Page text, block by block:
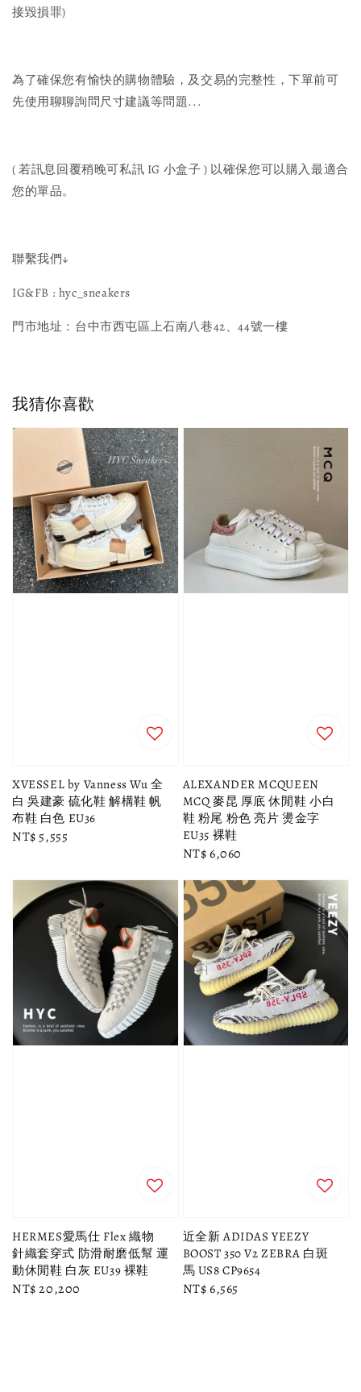
接毀損罪)
為了確保您有愉快的購物體驗，及交易的完整性，下單前可
先使用聊聊詢問尺寸建議等問題...
( 若訊息回覆稍晚可私訊 IG 小盒子 ) 以確保您可以購入最適合
您的單品。
聯繫我們↓
IG&FB : hyc_sneakers
門市地址：台中市西屯區上石南八巷42、44號一樓
我猜你喜歡
XVESSEL by Vanness Wu 全
白 吳建豪 硫化鞋 解構鞋 帆
布鞋 白色 EU36
Regular
NT$ 5,555
ALEXANDER MCQUEEN
MCQ 麥昆 厚底 休閒鞋 小白
鞋 粉尾 粉色 亮片 燙金字
EU35 裸鞋
Regular
NT$ 6,060
HERMES愛馬仕 Flex 織物
針織套穿式 防滑耐磨低幫 運
動休閒鞋 白灰 EU39 裸鞋
Regular
NT$ 20,200
近全新 ADIDAS YEEZY
BOOST 350 V2 ZEBRA 白斑
馬 US8 CP9654
Regular
NT$ 6,565